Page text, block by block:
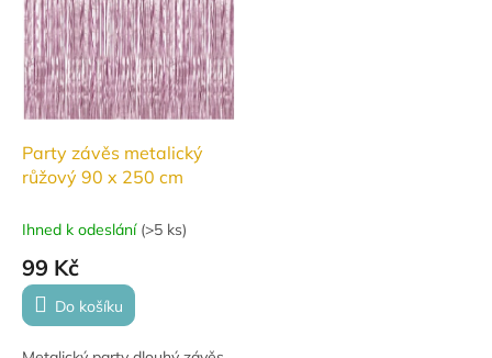
Party závěs metalický
růžový 90 x 250 cm
Ihned k odeslání (>5 ks)
99 Kč
Do košíku